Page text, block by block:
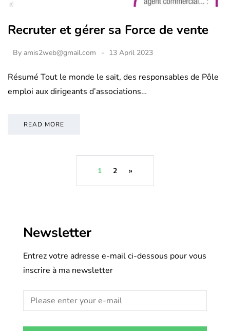
Recruter et gérer sa Force de vente
By amis2web@gmail.com 13 April 2023
Résumé Tout le monde le sait, des responsables de Pôle
emploi aux dirigeants d’associations…
READ MORE
1 2 »
Newsletter
Entrez votre adresse e-mail ci-dessous pour vous
inscrire à ma newsletter